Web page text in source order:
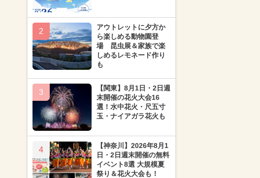
2
アウトレットに夕方か
ら楽しめる動物園登
場 昆虫展＆家族で楽
しめるレモネード作り
も
3
【関東】8月1日・2日週
末開催の花火大会16
選！水中花火・尺五寸
玉・ナイアガラ花火も
4
【神奈川】2026年8月1
日・2日週末開催の無料
イベント8選 大規模夏
祭り＆花火大会も！